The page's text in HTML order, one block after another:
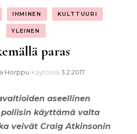
IHMINEN KULTTUURI
YLEINEN
paras
Horppu käytössä 3.2.2017
aseellinen
käyttämä valta
veivät Craig Atkinsonin